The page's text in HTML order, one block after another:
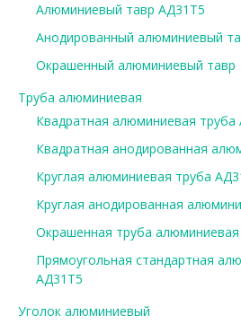
Алюминиевый тавр АД31Т5
Анодированный алюминиевый
Окрашенный алюминиевый тавр
Труба алюминиевая
Квадратная алюминиевая труба
Квадратная анодированная
Круглая алюминиевая труба
Круглая анодированная
Окрашенная труба алюминиевая
Прямоугольная стандартная
АД31Т5
Уголок алюминиевый